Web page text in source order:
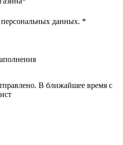
персональных данных. *
В ближайшее время с